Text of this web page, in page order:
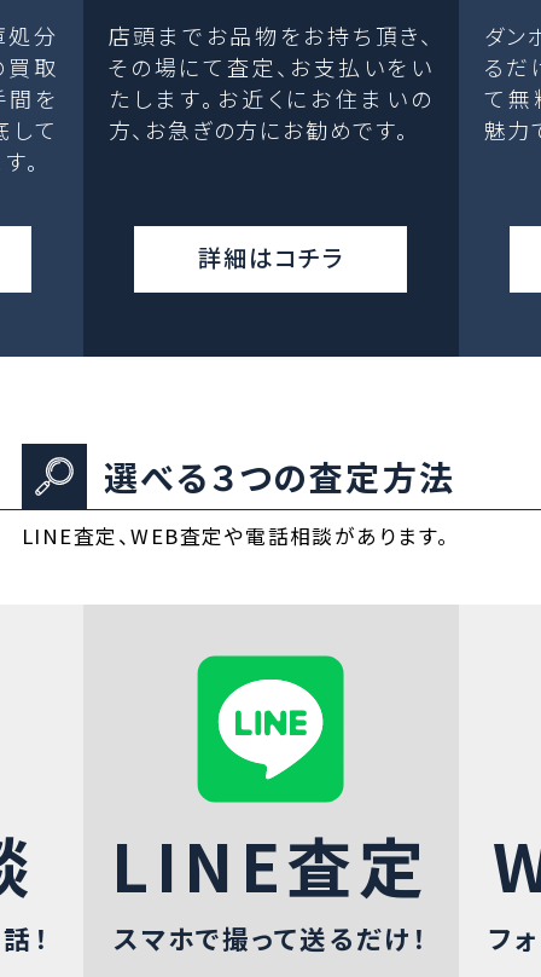
処分
取
間を
して
。
店頭までお品物をお持ち頂き、
その場にて査定、お支払いをい
たします。お近くにお住まいの
方、お急ぎの方にお勧めです。
詳細はコチラ
ダン
るだ
て無
魅力
選べる３つの査定方法
LINE査定、WEB査定や電話相談があります。
！
LINE査定
スマホで撮って送るだけ！ フ